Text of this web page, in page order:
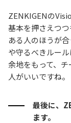
ZENKIGENの
基本を押さえつ
ある人のほうが
や守るべきルー
余地をもって、
人がいいですね。
最後に、
ます。